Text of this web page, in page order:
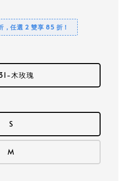
，任選 2 雙享 85 折！
木玫瑰
S
M